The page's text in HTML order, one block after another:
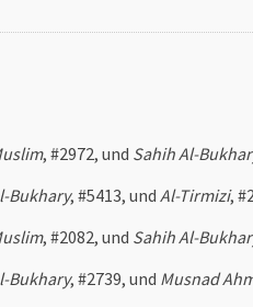
, #2972, und Sahih Al-
Bukhary, #5413, und Al-Tirmizi,
, #2082, und Sahih Al-
Bukhary, #2739, und Musnad